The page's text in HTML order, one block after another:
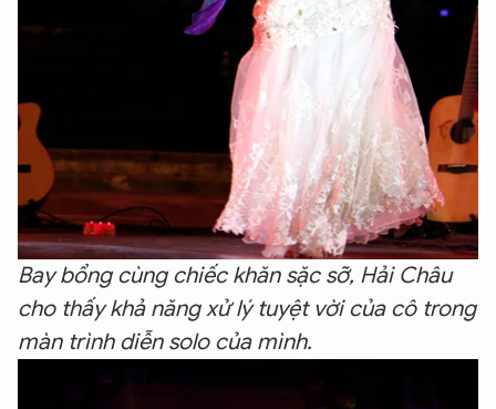
Bay bổng cùng chiếc khăn sặc sỡ, Hải Châu
cho thấy khả năng xử lý tuyệt vời của cô trong
màn trình diễn solo của mình.